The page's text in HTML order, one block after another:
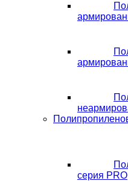
серия PRO